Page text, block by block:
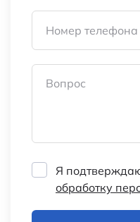
Номер телефона
Вопрос
Я
обработку